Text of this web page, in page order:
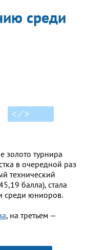
среди
< ⁄ >
золото турнира
в очередной раз
технический
балла), стала
среди юниоров.
, на третьем —